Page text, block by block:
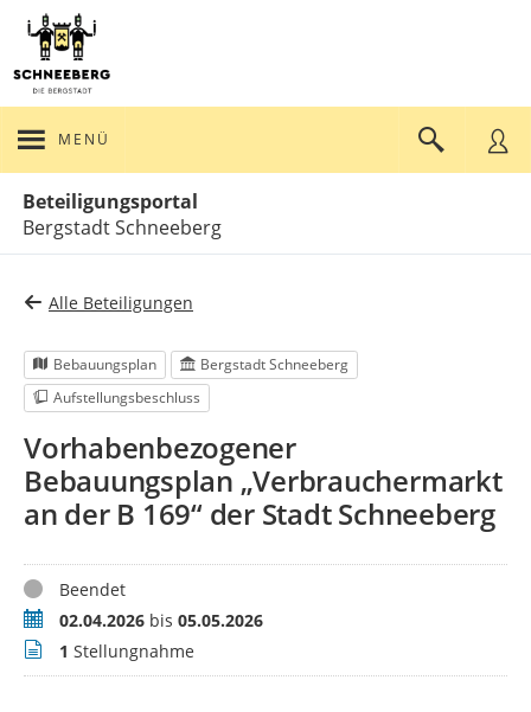
MENÜ
Beteiligungsportal
Bergstadt Schneeberg
Alle Beteiligungen
Bebauungsplan
Bergstadt Schneeberg
Aufstellungsbeschluss
Vorhabenbezogener
Bebauungsplan „Verbrauchermarkt
an der B 169“ der Stadt Schneeberg
StatusBeendet
Zeitraum02.04.2026 bis 05.05.2026
Stellungnahmen
1 Stellungnahme